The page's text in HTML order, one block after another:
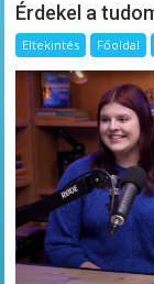
Érdekel a
Eltekintés Főoldal